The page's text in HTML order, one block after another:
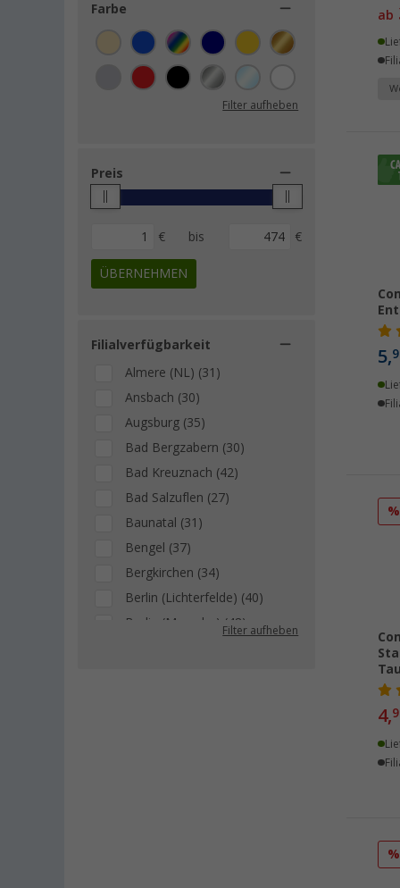
SHURflo (2)
TW-DES (2)
Acquatravel (1)
Alb Filter (1)
Blue Diamond (1)
PAT (1)
Pressol (1)
Separett (1)
Farbe
Filter aufheben
Preis
€ bis €
ÜBERNEHMEN
Filialverfügbarkeit
Almere (NL) (31)
Ansbach (30)
Augsburg (35)
Bad Bergzabern (30)
Bad Kreuznach (42)
Bad Salzuflen (27)
Baunatal (31)
Bengel (37)
Bergkirchen (34)
Berlin (Lichterfelde) (40)
Berlin (Marzahn) (48)
Filter aufheben
ab
5,
%
4,
%